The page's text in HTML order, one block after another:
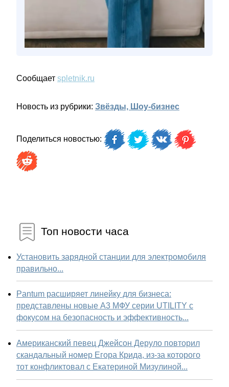
Сообщает spletnik.ru
Новость из рубрики: Звёзды, Шоу-бизнес
Поделиться новостью:
Топ новости часа
Установить зарядной станции для электромобиля
правильно...
Pantum расширяет линейку для бизнеса:
представлены новые А3 МФУ серии UTILITY с
фокусом на безопасность и эффективность...
Американский певец Джейсон Деруло повторил
скандальный номер Егора Крида, из-за которого
тот конфликтовал с Екатериной Мизулиной...